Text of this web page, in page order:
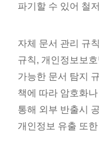
파기할 수 있어 철
자체 문서 관리 규
규칙, 개인정보보
가능한 문서 탐지
책에 따라 암호화
통해 외부 반출시
개인정보 유출 또